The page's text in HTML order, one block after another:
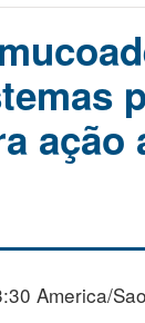
America/